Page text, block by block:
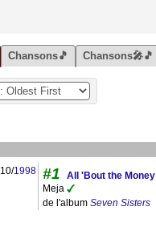
Chansons🎵 Chansons🎤🎵
10/1998 #1
All 'Bout the Money
Meja
de l'album Seven Sisters